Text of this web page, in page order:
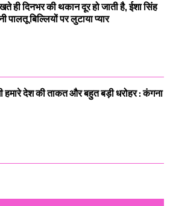
ही दिनभर की थकान दूर हो जाती है, ईशा सिंह
पालतू बिल्लियों पर लुटाया प्यार
हमारे देश की ताकत और बहुत बड़ी धरोहर : कंगना